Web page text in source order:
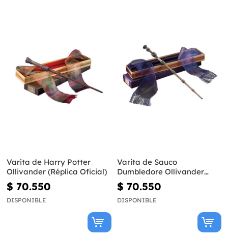
Varita de Harry Potter
Ollivander (Réplica Oficial)
$ 70.550
DISPONIBLE
Varita de Sauco
Dumbledore Ollivander
(Réplica Oficial) - Harry
Potter
$ 70.550
DISPONIBLE